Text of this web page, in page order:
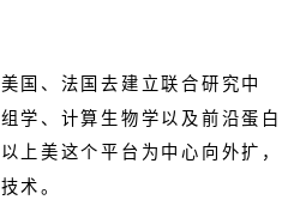
国、法国去建立联合研究中
学、计算生物学以及前沿蛋白
上美这个平台为中心向外扩，
术。